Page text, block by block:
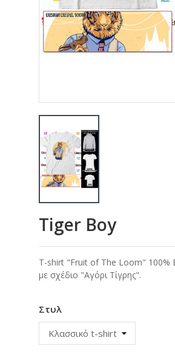
Tiger Boy
T-shirt "Fruit of The Loom" 100%
με σχέδιο "Αγόρι Τίγρης".
Στυλ